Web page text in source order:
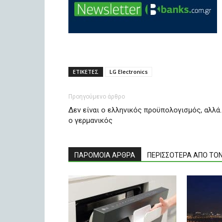
ΕΤΙΚΕΤΕΣ LG Electronics
Προηγούμενο άρθρο
Δεν είναι ο ελληνικός προϋπολογισμός,
ο γερμανικός
ΠΑΡΟΜΟΙΑ ΑΡΘΡΑ ΠΕΡΙΣΣΟΤΕΡΑ ΑΠΟ